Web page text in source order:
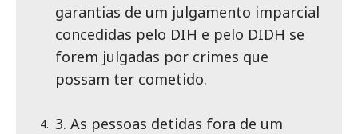
garantias de um julgamento imparcial
concedidas pelo DIH e pelo DIDH se
forem julgadas por crimes que
possam ter cometido.
3. As pessoas detidas fora de um